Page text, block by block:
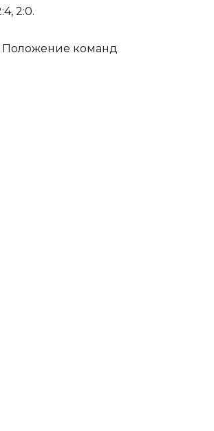
2:0.
Положение команд